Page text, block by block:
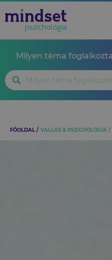
Milyen téma
FŐOLDAL VALLÁS & PSZICHOLÓGIA